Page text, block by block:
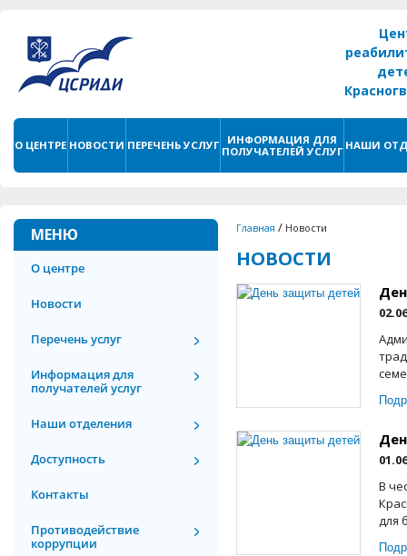
О ЦЕНТРЕ НОВОСТИ ПЕРЕЧЕНЬ УСЛУГ
ИНФОРМАЦИЯ ДЛЯ
ПОЛУЧАТЕЛЕЙ УСЛУГ НАШИ
МЕНЮ
О центре
Новости
Перечень услуг
Информация для
получателей услуг
Наши отделения
Доступность
Контакты
Противодействие
коррупции
Главная / Новости
НОВОСТИ
В
для